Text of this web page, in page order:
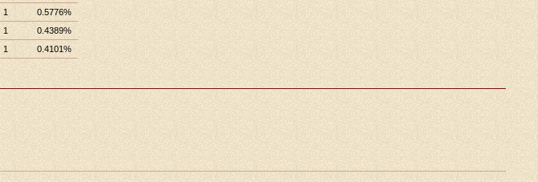
1
0.5776%
1
0.4389%
1 0.4101%